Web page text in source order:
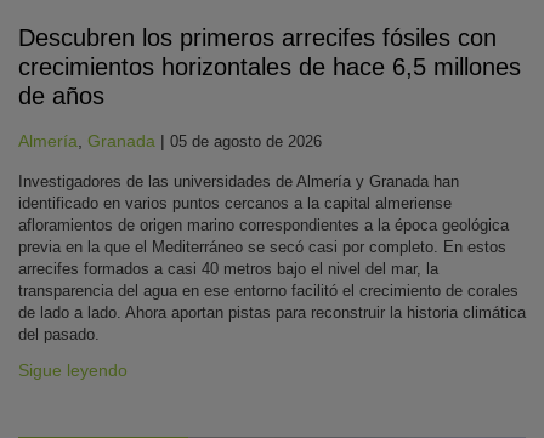
Descubren los primeros arrecifes fósiles con
crecimientos horizontales de hace 6,5 millones
de años
Almería Granada | 05 de agosto de 2026
Investigadores de las universidades de Almería y Granada han
identificado en varios puntos cercanos a la capital almeriense
afloramientos de origen marino correspondientes a la época geológica
previa en la que el Mediterráneo se secó casi por completo. En estos
arrecifes formados a casi 40 metros bajo el nivel del mar, la
transparencia del agua en ese entorno facilitó el crecimiento de corales
de lado a lado. Ahora aportan pistas para reconstruir la historia climática
del pasado.
Sigue leyendo